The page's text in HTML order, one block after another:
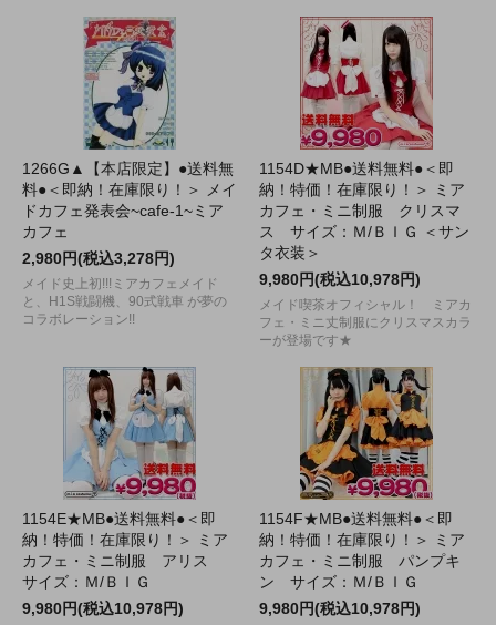
1266G▲【本店限定】●送料無
料●＜即納！在庫限り！＞ メイ
ドカフェ発表会~cafe-1~ミア
カフェ
2,980円(税込3,278円)
メイド史上初!!!ミアカフェメイド
と、H1S戦闘機、90式戦車 が夢の
コラボレーション!!
1154D★MB●送料無料●＜即
納！特価！在庫限り！＞ ミア
カフェ・ミニ制服 クリスマ
ス サイズ：Ｍ/ＢＩＧ ＜サン
タ衣装＞
9,980円(税込10,978円)
メイド喫茶オフィシャル！ ミアカ
フェ・ミニ丈制服にクリスマスカラ
ーが登場です★
1154E★MB●送料無料●＜即
納！特価！在庫限り！＞ ミア
カフェ・ミニ制服 アリス
サイズ：Ｍ/ＢＩＧ
9,980円(税込10,978円)
1154F★MB●送料無料●＜即
納！特価！在庫限り！＞ ミア
カフェ・ミニ制服 パンプキ
ン サイズ：Ｍ/ＢＩＧ
9,980円(税込10,978円)